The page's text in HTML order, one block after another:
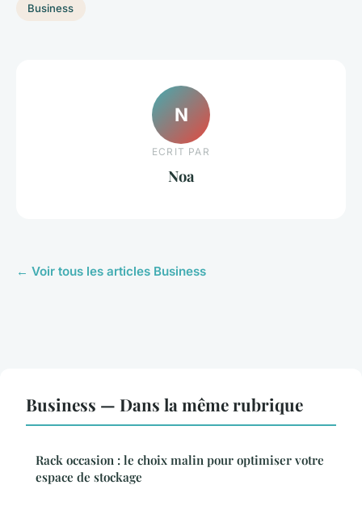
Business
N
ECRIT PAR
Noa
← Voir tous les articles Business
Business — Dans la même rubrique
Rack occasion : le choix malin pour optimiser votre
espace de stockage